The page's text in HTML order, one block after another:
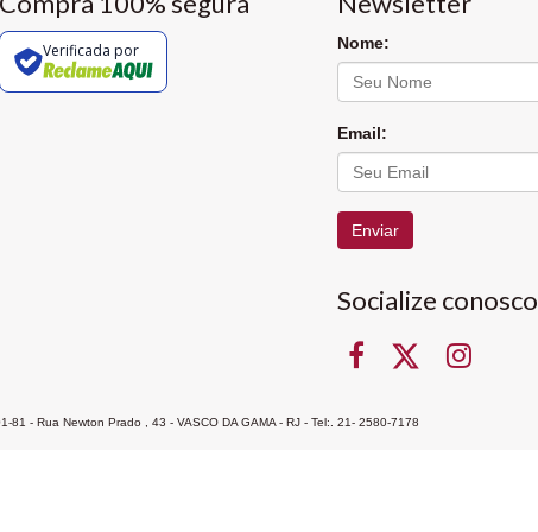
Verificada por Nome:
Email:
Enviar
Socialize conosco
- Rua Newton Prado , 43 - VASCO DA GAMA - RJ - Tel:. 21- 2580-7178